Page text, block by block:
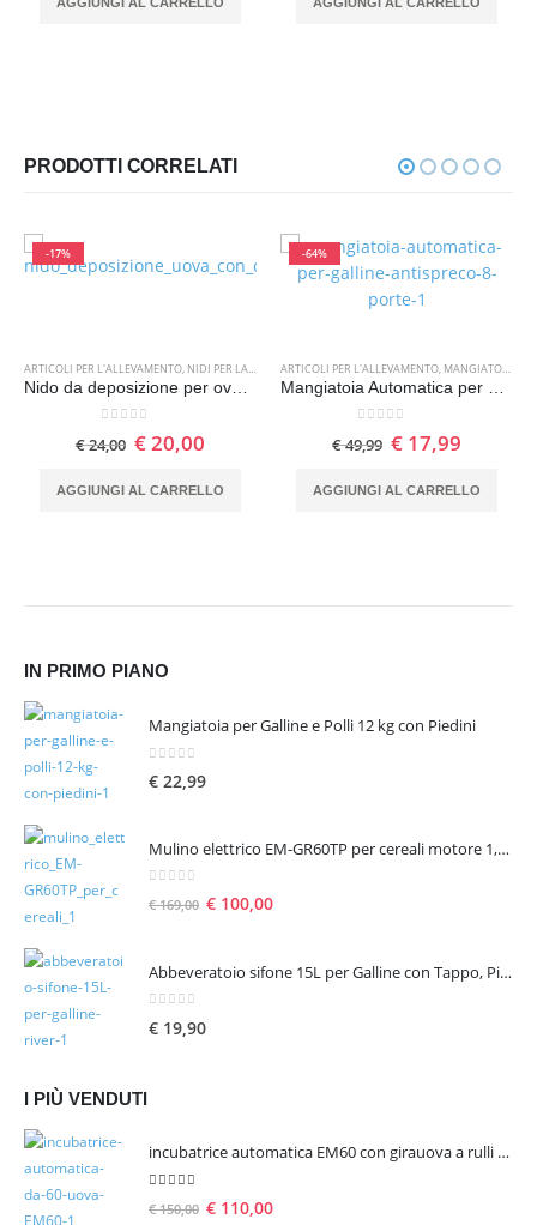
PRODOTTI CORRELATI
,SPIUMATRICI
-17%
ARTICOLI PER L'ALLEVAMENTO, NIDI PER LA DEPOSIZIONE DELLE UOVA
Su 5
€24,00 €20,00
AGGIUNGI AL CARRELLO
-64%
ARTICOLI PER L'ALLEVAMENTO, MANGIATOIE PER POLLAME
Su 5
€49,99 €17,99
AGGIUNGI AL CARRELLO
IN PRIMO PIANO
Mangiatoia per Galline e Polli 12 kg con Piedini
€ 22,99
Mulino elettrico EM-GR60TP per cereali motore 1,6 hp 1300 W – seconda scelta
€169,00 € 100,00
Abbeveratoio sifone 15L per Galline con Tappo, Piedini e Manico
€ 19,90
I PIÙ VENDUTI
incubatrice automatica EM60 con girauova a rulli per 60 uova
€150,00 € 110,00